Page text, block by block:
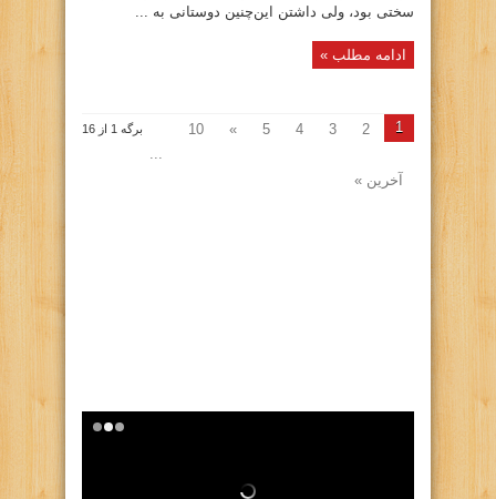
سختی بود، ولی داشتن این‌چنین دوستانی به ...
ادامه مطلب »
برگه 1 از 16 1
2
3
4
5
»
10
آخرین »